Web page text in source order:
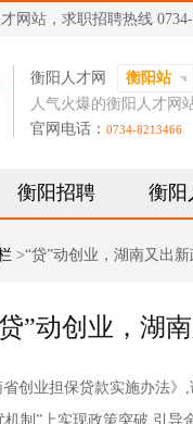
网站，求职招聘热线 0734-
衡阳人才网
衡阳站
人气火爆的衡阳人才网
官网电话： 0734-8213466
衡阳招聘 衡阳
>“贷”动创业，湖南又出新
”动创业，湖
业担保贷款实施办法》,
”上实现政策突破,引导